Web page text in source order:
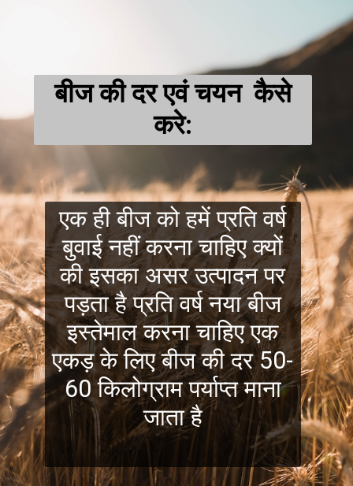
बीज की दर एवं चयन कैसे
करे:
एक ही बीज को हमें प्रति वर्ष
बुवाई नहीं करना चाहिए क्यों
की इसका असर उत्पादन पर
पड़ता है प्रति वर्ष नया बीज
इस्तेमाल करना चाहिए एक
एकड़ के लिए बीज की दर 50-
60 किलोग्राम पर्याप्त माना
जाता है